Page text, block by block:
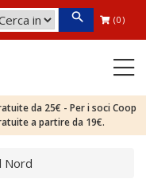
(0)
da 25€ - Per i soci Coop
a partire da 19€.
Nord